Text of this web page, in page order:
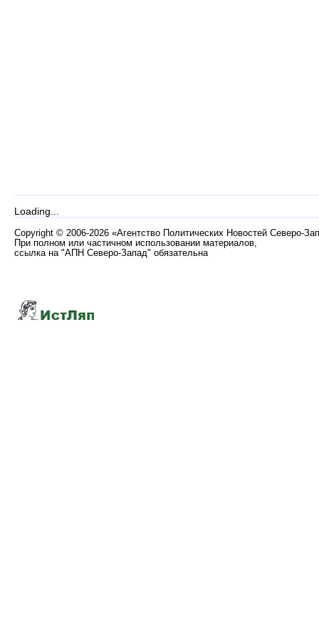
Loading...
Copyright © 2006-2026 «Агентство Политических Новостей Северо-
При полном или частичном использовании материалов,
ссылка на "АПН Северо-Запад" обязательна